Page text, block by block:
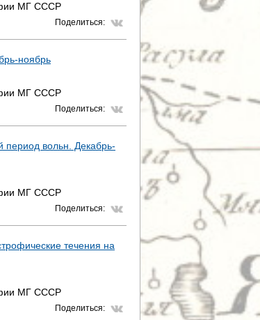
Р
А
Н
И
Ы
МГ СССР
Поделиться:
ноябрь
МГ СССР
Поделиться:
вольн. Декабрь-
МГ СССР
Поделиться:
течения на
МГ СССР
Поделиться: